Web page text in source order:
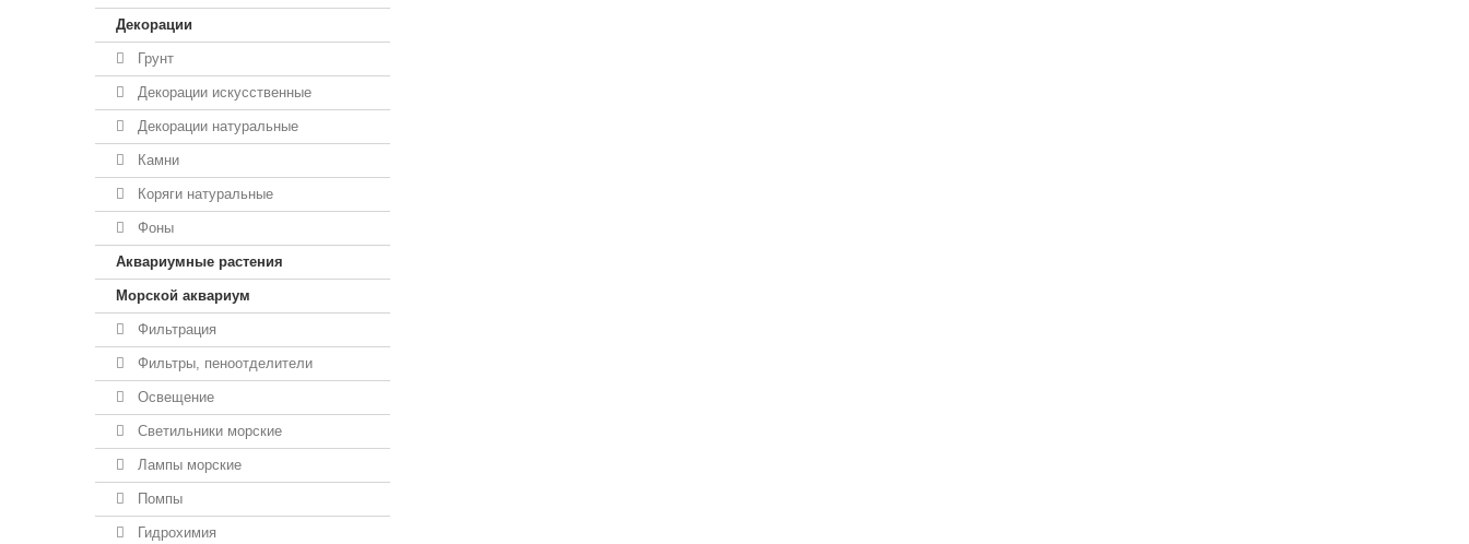
Декорации
Грунт
Декорации искусственные
Декорации натуральные
Камни
Коряги натуральные
Фоны
Аквариумные растения
Морской аквариум
Фильтрация
Фильтры, пеноотделители
Освещение
Светильники морские
Лампы морские
Помпы
Гидрохимия